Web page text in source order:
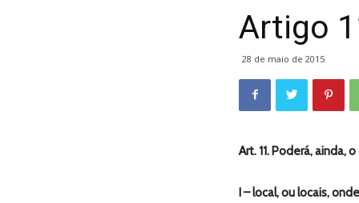
Artigo
28 de maio de 2015
Art. 11. Poderá, ainda,
I – local, ou locais,